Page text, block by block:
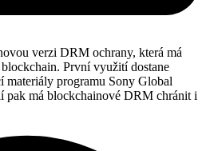
verzi DRM ochrany, která má
První využití dostane
materiály programu Sony Global
pak má blockchainové DRM chránit i